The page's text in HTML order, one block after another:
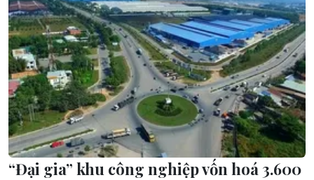
“Đại gia” khu công nghiệp vốn hoá 3.600